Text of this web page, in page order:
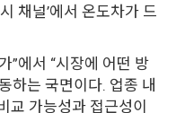
채널’에서 온도차가 드
”에서 “시장에 어떤 방
하는 국면이다. 업종 내
교 가능성과 접근성이